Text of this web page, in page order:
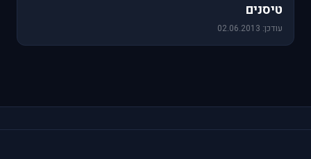
טיסנים
עודכן: 02.06.2013